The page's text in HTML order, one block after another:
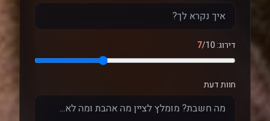
דירוג: 7/10
חוות דעת